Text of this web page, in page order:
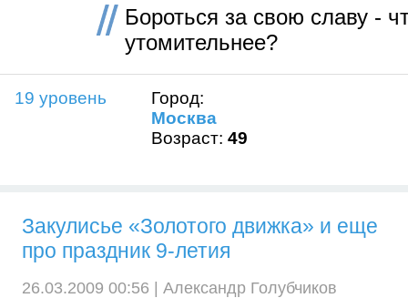
Бороться за свою славу -
утомительнее?
19 уровень
Город:
Москва
Возраст: 49
Закулисье «Золотого движка» и еще
про праздник 9-летия
26.03.2009 00:56 | Александр Голубчиков